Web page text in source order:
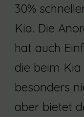
30%
Kia. Die
hat auch
die beim
besonders
aber bietet